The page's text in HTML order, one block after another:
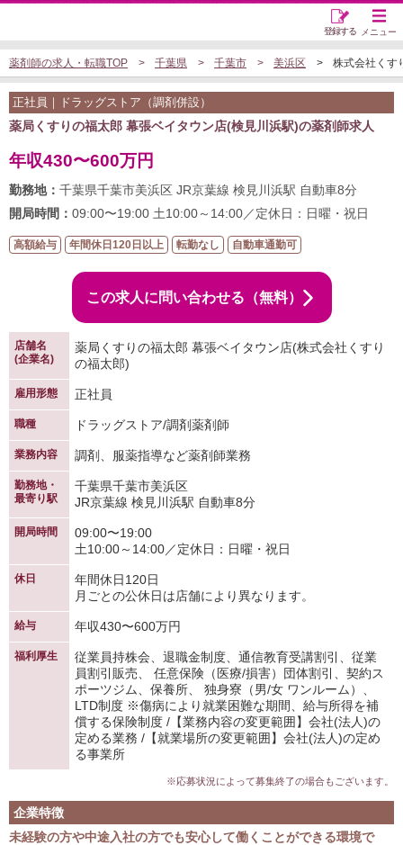
メニュー
登録する
薬剤師の求人・転職TOP 千葉県 千葉市 美浜区 株式会社くす
正社員｜ドラッグストア（調剤併設）
薬局くすりの福太郎 幕張ベイタウン店(検見川浜駅)の薬剤師求人
年収430〜600万円
勤務地： 千葉県千葉市美浜区 JR京葉線 検見川浜駅 自動車8分
開局時間： 09:00〜19:00 土10:00～14:00／定休日：日曜・祝日
高額給与 年間休日120日以上 転勤なし 自動車通勤可
この求人に問い合わせる（無料）
店舗名
(企業名)
薬局くすりの福太郎 幕張ベイタウン店(株式会社くすり
の福太郎)
雇用形態 正社員
職種 ドラッグストア/調剤薬剤師
業務内容 調剤、服薬指導など薬剤師業務
勤務地・
最寄り駅
千葉県千葉市美浜区
JR京葉線 検見川浜駅 自動車8分
開局時間
09:00〜19:00
土10:00～14:00／定休日：日曜・祝日
休日
年間休日120日
月ごとの公休日は店舗により異なります。
給与 年収430〜600万円
福利厚生
従業員持株会、退職金制度、通信教育受講割引、従業
員割引販売、 任意保険（医療/損害）団体割引、契約ス
ポーツジム、保養所、 独身寮（男/女 ワンルーム）、
LTD制度 ※傷病により就業困難な期間、給与所得を補
償する保険制度 /【業務内容の変更範囲】会社(法人)の
定める業務 /【就業場所の変更範囲】会社(法人)の定め
る事業所
※応募状況によって募集終了の場合もございます。
企業特徴
未経験の方や中途入社の方でも安心して働くことができる環境で